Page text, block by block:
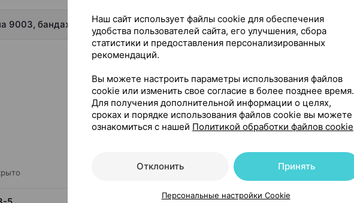
9003, бандаж [размер L, черный], ×1, МедЕвроКомпани Беларусь
На карте
22
уточняйте обновл. вчера
Наш сайт использует файлы cookie для обеспечения
удобства пользователей сайта, его улучшения, сбора
статистики и предоставления персонализированных
рекомендаций.
Вы можете настроить параметры использования файлов
cookie или изменить свое согласие в более позднее время.
Для получения дополнительной информации о целях,
сроках и порядке использования файлов cookie вы можете
ознакомиться с нашей Политикой обработки файлов cookie
Отклонить Принять
Персональные настройки Cookie